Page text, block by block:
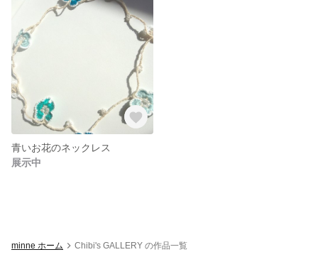
青いお花のネックレス
展示中
minne ホーム Chibi's GALLERY の作品一覧